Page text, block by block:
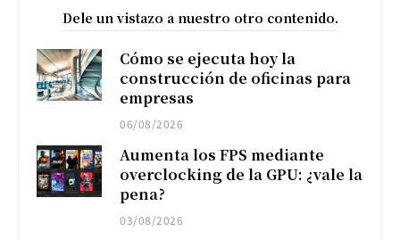
Dele un vistazo a nuestro otro contenido.
Cómo se ejecuta hoy la
construcción de oficinas para
empresas
06/08/2026
Aumenta los FPS mediante
overclocking de la GPU: ¿vale la
pena?
03/08/2026